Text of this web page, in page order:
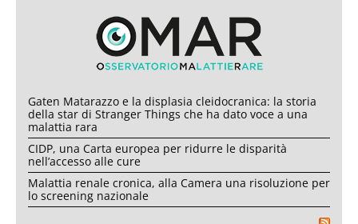
Gaten Matarazzo e la displasia cleidocranica: la storia
della star di Stranger Things che ha dato voce a una
malattia rara
CIDP, una Carta europea per ridurre le disparità
nell’accesso alle cure
Malattia renale cronica, alla Camera una risoluzione per
lo screening nazionale